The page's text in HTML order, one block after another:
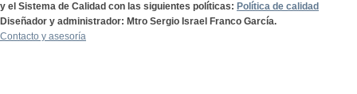
y el Sistema de Calidad con las siguientes políticas: Política de calidad
Diseñador y administrador: Mtro Sergio Israel Franco García.
Contacto y asesoría